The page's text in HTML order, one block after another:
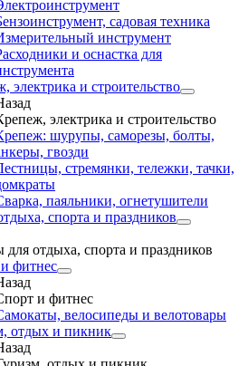
садовая техника
инструмент
и оснастка для
электрика и строительство
электрика и строительство
шурупы, саморезы, болты,
гвозди
стремянки, тележки, тачки,
паяльники, огнетушители
спорта и праздников
для отдыха, спорта и праздников
фитнес
и фитнес
велосипеды и велотовары
отдых и пикник